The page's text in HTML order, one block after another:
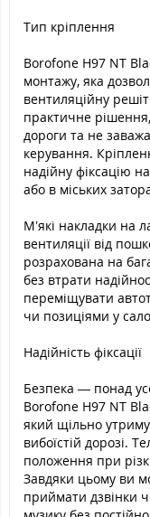
Тип кріплення
Borofone H97 NT
монтажу, яка
вентиляційну
практичне
дороги та не
керування.
надійну фіксацію
або в міських
М’які накладки на
вентиляції від
розрахована на
без втрати
переміщувати
чи позиціями у
Надійність фіксації
Безпека — понад
Borofone H97 NT
який щільно
вибоїстій дорозі.
положення при
Завдяки цьому ви
приймати дзвінки